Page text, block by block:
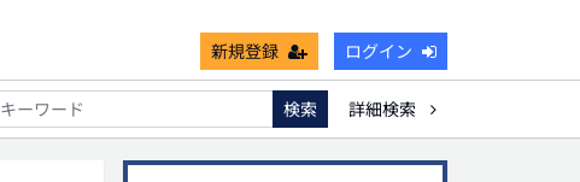
新規登録 ログイン
就業不能 死亡保険金非課税枠 キャッシュフロー 宗教法人
検索
詳細検索